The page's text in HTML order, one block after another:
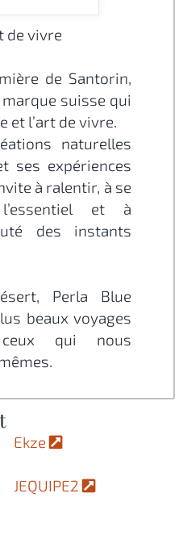
de vivre
de Santorin,
suisse qui
et l’art de vivre.
naturelles
ses expériences
à ralentir, à se
et à
des instants
Perla Blue
beaux voyages
qui nous
Ekze
JEQUIPE2